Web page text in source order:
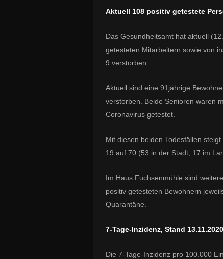
Aktuell 108 positiv getestete
Das Gesundheitsamt hat aktuell
getesteten Mitarbeitern sowie von
9 verstorben.
Aktuell sind eine 91jährige
verstorben. Beide Senioren waren
Coronavirus getestet.
Mit diesen beiden Todesfällen
19 auf 70 (53 in der Stadt, 17 im
Im Haus Fuchsenmühle sind
positiv getesteten Bewohnern
Quarantäne.
7-Tage-Inzidenz, Stand
Die 7-Tage-Inzidenz pro 100.000